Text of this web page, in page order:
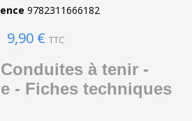
9782311666182
9,90 € TTC
à tenir -
- Fiches techniques